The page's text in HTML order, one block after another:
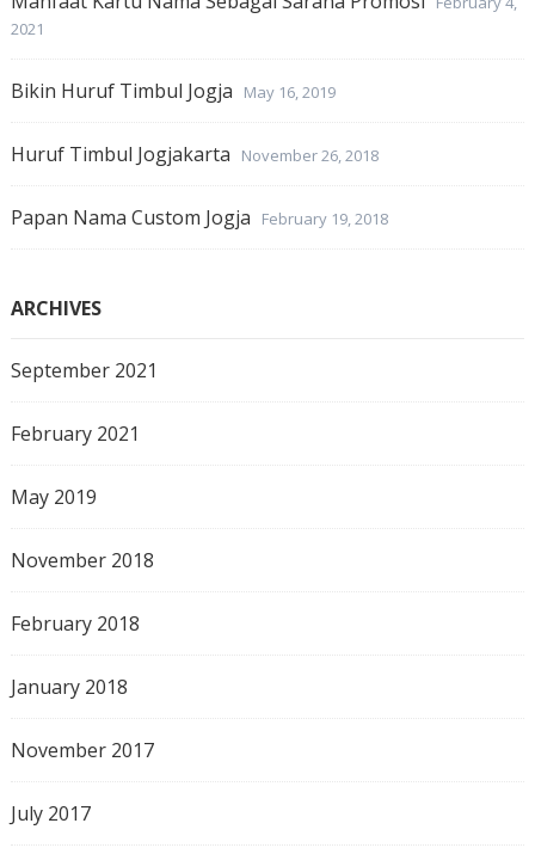
2021
Bikin Huruf Timbul Jogja May 16, 2019
Huruf Timbul Jogjakarta November 26, 2018
Papan Nama Custom Jogja February 19, 2018
ARCHIVES
September 2021
February 2021
May 2019
November 2018
February 2018
January 2018
November 2017
July 2017